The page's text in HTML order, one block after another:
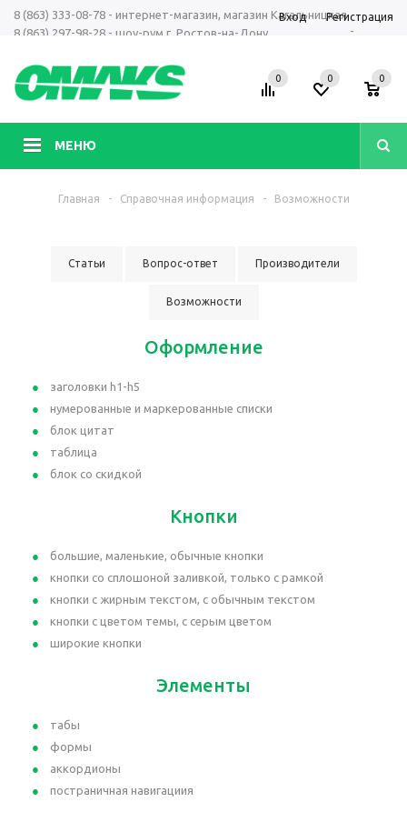
8 (863) 333-08-78 - интернет-магазин, магазин Кагальницкая
8 (863) 297-98-28 - шоу-рум г. Ростов-на-Дону
-
Вход Регистрация
МЕНЮ
0 0 0
Главная - Справочная информация - Возможности
Статьи Вопрос-ответ Производители
Возможности
Оформление
заголовки h1-h5
нумерованные и маркерованные списки
блок цитат
таблица
блок со скидкой
Кнопки
большие, маленькие, обычные кнопки
кнопки со сплошоной заливкой, только с рамкой
кнопки с жирным текстом, с обычным текстом
кнопки с цветом темы, с серым цветом
широкие кнопки
Элементы
табы
формы
аккордионы
постраничная навигациия